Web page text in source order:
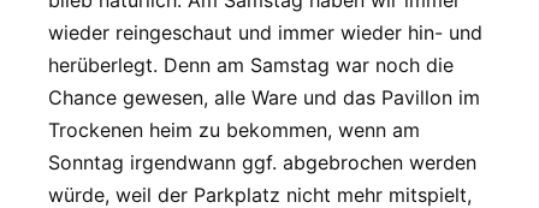
wieder reingeschaut und immer wieder hin- und
herüberlegt. Denn am Samstag war noch die
Chance gewesen, alle Ware und das Pavillon im
Trockenen heim zu bekommen, wenn am
Sonntag irgendwann ggf. abgebrochen werden
würde, weil der Parkplatz nicht mehr mitspielt,